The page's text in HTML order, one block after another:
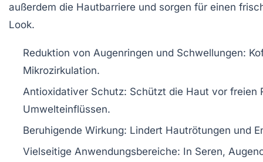
außerdem die Hautbarriere und sorgen für einen
Look.
Reduktion von Augenringen und Schwellungen:
Mikrozirkulation.
Antioxidativer Schutz: Schützt die Haut vor freien
Umwelteinflüssen.
Beruhigende Wirkung: Lindert Hautrötungen und
Vielseitige Anwendungsbereiche: In Seren,